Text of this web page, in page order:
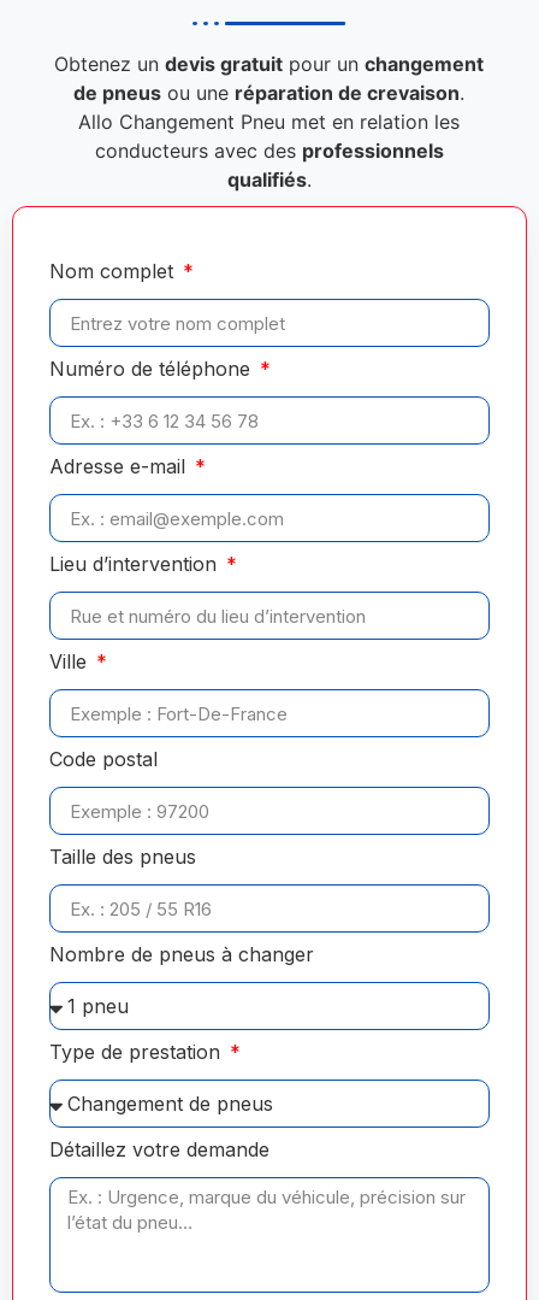
Obtenez undevis gratuit pour unchangement
de pneus ou une réparation de crevaison.
Allo Changement Pneu met en relation les
conducteurs avec des professionnels
qualifiés.
Nom complet
Numéro de téléphone
Adresse e-mail
Lieu d’intervention
Ville
Code postal
Taille des pneus
Nombre de pneus à changer
Type de prestation
Détaillez votre demande